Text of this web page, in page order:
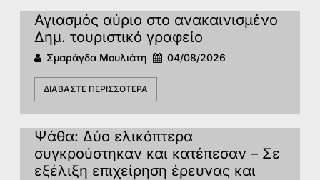
Αγιασμός αύριο στο ανακαινισμένο
Δημ. τουριστικό γραφείο
Σμαράγδα Μουλιάτη 04/08/2026
ΔΙΑΒΆΣΤΕ ΠΕΡΙΣΣΌΤΕΡΑ
Ψάθα: Δύο ελικόπτερα
συγκρούστηκαν και κατέπεσαν – Σε
εξέλιξη επιχείρηση έρευνας και